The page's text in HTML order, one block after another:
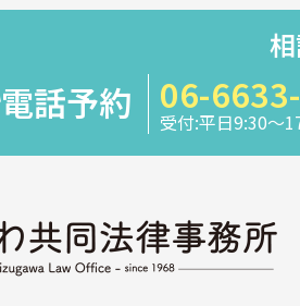
電話予約 06-
受付:平日9:30～